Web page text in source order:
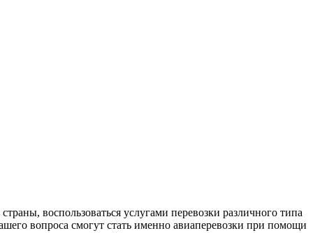
воспользоваться услугами перевозки различного типа
вопроса смогут стать именно авиаперевозки при помощи